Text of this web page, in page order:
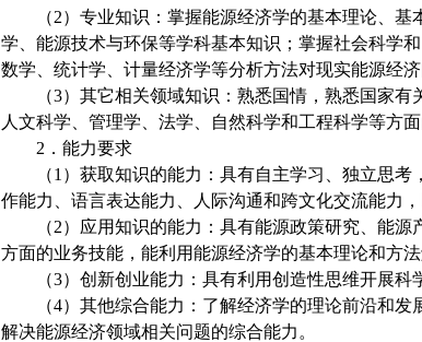
（2）专业知识：掌握能源经济学的基本理论、
学、能源技术与环保等学科基本知识；掌握社会科学
数学、统计学、计量经济学等分析方法对现实能源经济
（3）其它相关领域知识：熟悉国情，熟悉国家
人文科学、管理学、法学、自然科学和工程科学等方面
2．能力要求
（1）获取知识的能力：具有自主学习、独立思
作能力、语言表达能力、人际沟通和跨文化交流能力
（2）应用知识的能力：具有能源政策研究、能
方面的业务技能，能利用能源经济学的基本理论和方法
（3）创新创业能力：具有利用创造性思维开展科
（4）其他综合能力：了解经济学的理论前沿和
解决能源经济领域相关问题的综合能力。